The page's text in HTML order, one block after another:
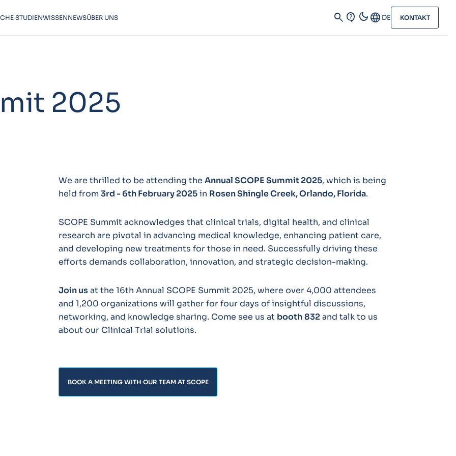
STUDIENWISSENNEWSÜBER UNS search contact_support dark_modeLanguage DE KONTAKT
2025
We are thrilled to be attending the Annual SCOPE Summit 2025, which is being
held from3rd - 6th February 2025in Rosen Shingle Creek, Orlando, Florida.
SCOPE Summit acknowledges that clinical trials, digital health, and clinical
research are pivotal in advancing medical knowledge, enhancing patient care,
and developing new treatments for those in need. Successfully driving these
efforts demands collaboration, innovation, and strategic decision-making.
Join usat the 16th Annual SCOPE Summit 2025, where over 4,000 attendees
and 1,200 organizations will gather for four days of insightful discussions,
networking, and knowledge sharing. Come see us at booth 832and talk to us
about our Clinical Trial solutions.
BOOK A MEETING WITH OUR TEAM AT SCOPE